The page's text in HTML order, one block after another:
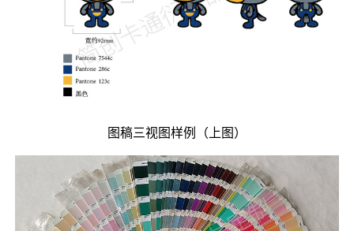
图稿三视图样例（上图）